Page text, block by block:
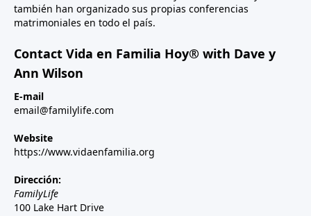
también han organizado sus propias conferencias
matrimoniales en todo el país.
Contact Vida en Familia Hoy® with Dave y
Ann Wilson
E-mail
email@familylife.com
Website
https://www.vidaenfamilia.org
Dirección:
FamilyLife
100 Lake Hart Drive